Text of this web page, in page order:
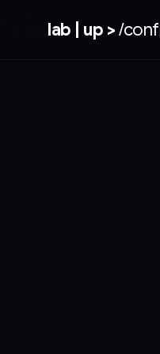
lab | up >/conf